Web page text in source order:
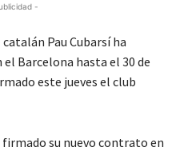
-
Pau Cubarsí ha
Barcelona hasta el 30 de
este jueves el club
su nuevo contrato en